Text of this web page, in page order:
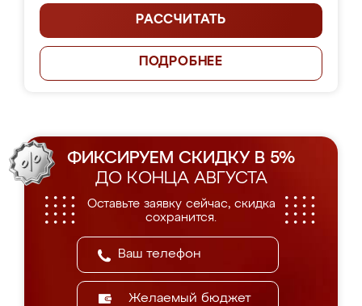
РАССЧИТАТЬ
ПОДРОБНЕЕ
ФИКСИРУЕМ СКИДКУ В 5%
ДО КОНЦА АВГУСТА
Оставьте заявку сейчас, скидка
сохранится.
Желаемый бюджет